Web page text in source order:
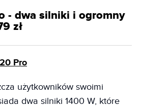
- dwa silniki i ogromny
zł
Pro
użytkowników swoimi
dwa silniki 1400 W, które